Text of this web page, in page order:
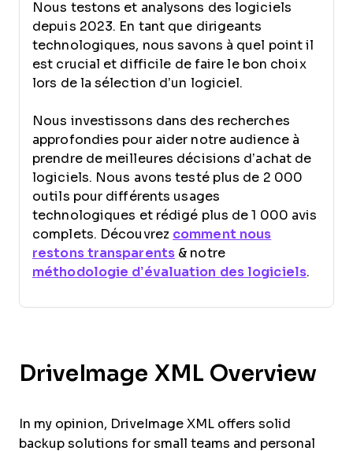
Nous testons et analysons des logiciels
depuis 2023. En tant que dirigeants
technologiques, nous savons à quel point il
est crucial et difficile de faire le bon choix
lors de la sélection d’un logiciel.
Nous investissons dans des recherches
approfondies pour aider notre audience à
prendre de meilleures décisions d’achat de
logiciels. Nous avons testé plus de 2 000
outils pour différents usages
technologiques et rédigé plus de 1 000 avis
complets. Découvrez comment nous
restons transparents & notre
méthodologie d’évaluation des logiciels.
DriveImage XML Overview
In my opinion, DriveImage XML offers solid
backup solutions for small teams and personal